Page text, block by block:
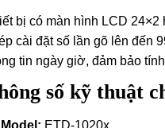
bị có màn hình LCD 24×2
cài đặt số lần gõ lên đến
tin ngày giờ, đảm bảo
số kỹ thuật
Model: ETD-1020x